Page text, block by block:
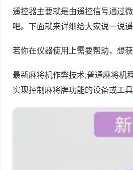
遥控器主要就是由遥控信号通过
吧。下面就来详细给大家说一说
若你在仪器使用上需要帮助，想
最新麻将机作弊技术;普通麻将机
实现控制麻将牌功能的设备或工具